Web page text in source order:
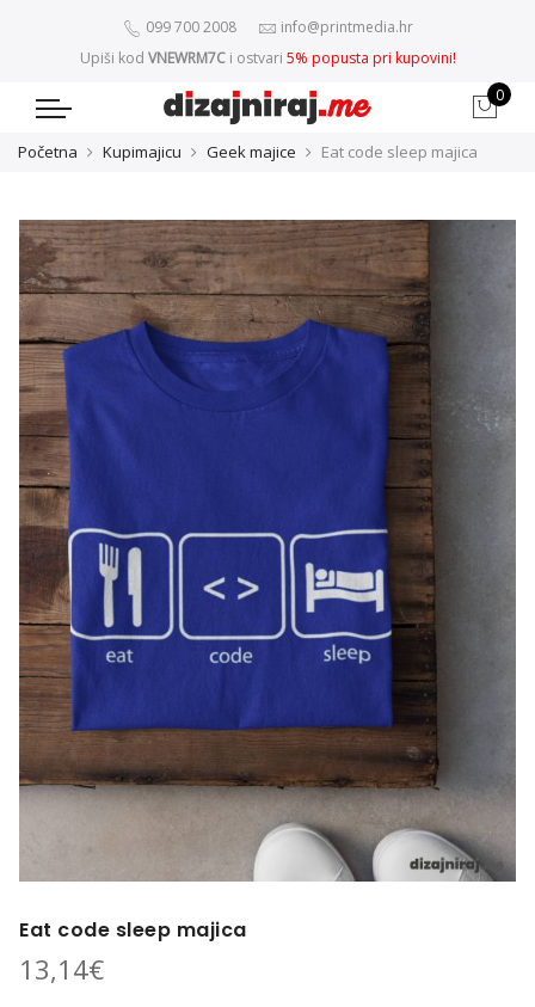
099 700 2008
info@printmedia.hr
Upiši kod VNEWRM7C i ostvari 5% popusta pri kupovini!
0
Početna Kupimajicu Geek majice Eat code sleep majica
Eat code sleep majica
13,14€